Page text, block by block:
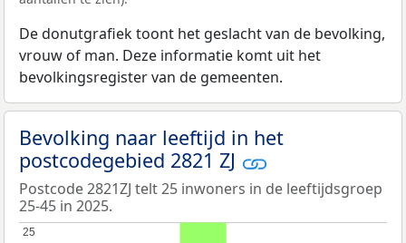
De donutgrafiek toont het geslacht van de bevolking,
vrouw of man. Deze informatie komt uit het
bevolkingsregister van de gemeenten.
Bevolking naar leeftijd in het
postcodegebied 2821 ZJ
Postcode 2821ZJ telt 25 inwoners in de leeftijdsgroep
25-45 in 2025.
25
25